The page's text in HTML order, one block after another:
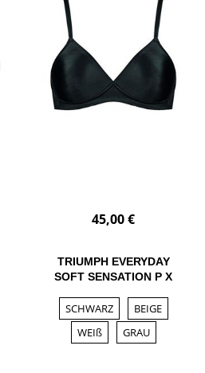
45,00 €
TRIUMPH EVERYDAY
SOFT SENSATION P X
SCHWARZ
BEIGE
WEIß
GRAU